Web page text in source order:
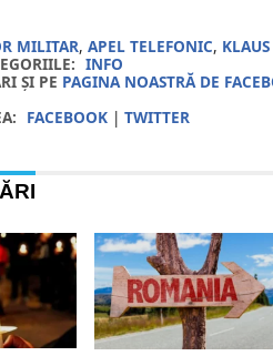
MILITAR,APEL TELEFONIC,
INFO
ȘI PE PAGINA NOASTRĂ DE
FACEBOOK |TWITTER